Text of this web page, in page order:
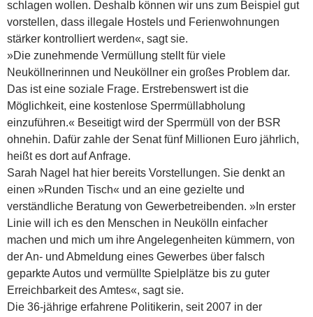
schlagen wollen. Deshalb können wir uns zum Beispiel gut
vorstellen, dass illegale Hostels und Ferienwohnungen
stärker kontrolliert werden«, sagt sie.
»Die zunehmende Vermüllung stellt für viele
Neuköllnerinnen und Neuköllner ein großes Problem dar.
Das ist eine soziale Frage. Erstrebenswert ist die
Möglichkeit, eine kostenlose Sperrmüllabholung
einzuführen.« Beseitigt wird der Sperrmüll von der BSR
ohnehin. Dafür zahle der Senat fünf Millionen Euro jährlich,
heißt es dort auf Anfrage.
Sarah Nagel hat hier bereits Vorstellungen. Sie denkt an
einen »Runden Tisch« und an eine gezielte und
verständliche Beratung von Gewerbetreibenden. »In erster
Linie will ich es den Menschen in Neukölln einfacher
machen und mich um ihre Angelegenheiten kümmern, von
der An- und Abmeldung eines Gewerbes über falsch
geparkte Autos und vermüllte Spielplätze bis zu guter
Erreichbarkeit des Amtes«, sagt sie.
Die 36-jährige erfahrene Politikerin, seit 2007 in der